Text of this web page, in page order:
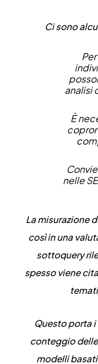
Ci sono
analisi
È
nelle
La misurazione
così in una
sottoquery
spesso viene
Questo porta
conteggio
modelli